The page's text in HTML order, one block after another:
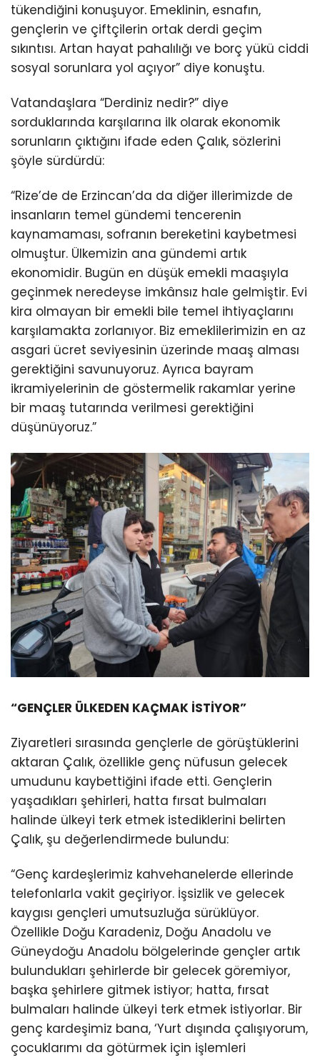
tükendiğini konuşuyor. Emeklinin, esnafın,
gençlerin ve çiftçilerin ortak derdi geçim
sıkıntısı. Artan hayat pahalılığı ve borç yükü ciddi
sosyal sorunlara yol açıyor” diye konuştu.
Vatandaşlara “Derdiniz nedir?” diye
sorduklarında karşılarına ilk olarak ekonomik
sorunların çıktığını ifade eden Çalık, sözlerini
şöyle sürdürdü:
“Rize’de de Erzincan’da da diğer illerimizde de
insanların temel gündemi tencerenin
kaynamaması, sofranın bereketini kaybetmesi
olmuştur. Ülkemizin ana gündemi artık
ekonomidir. Bugün en düşük emekli maaşıyla
geçinmek neredeyse imkânsız hale gelmiştir. Evi
kira olmayan bir emekli bile temel ihtiyaçlarını
karşılamakta zorlanıyor. Biz emeklilerimizin en az
asgari ücret seviyesinin üzerinde maaş alması
gerektiğini savunuyoruz. Ayrıca bayram
ikramiyelerinin de göstermelik rakamlar yerine
bir maaş tutarında verilmesi gerektiğini
düşünüyoruz.”
“GENÇLER ÜLKEDEN KAÇMAK İSTİYOR”
Ziyaretleri sırasında gençlerle de görüştüklerini
aktaran Çalık, özellikle genç nüfusun gelecek
umudunu kaybettiğini ifade etti. Gençlerin
yaşadıkları şehirleri, hatta fırsat bulmaları
halinde ülkeyi terk etmek istediklerini belirten
Çalık, şu değerlendirmede bulundu:
“Genç kardeşlerimiz kahvehanelerde ellerinde
telefonlarla vakit geçiriyor. İşsizlik ve gelecek
kaygısı gençleri umutsuzluğa sürüklüyor.
Özellikle Doğu Karadeniz, Doğu Anadolu ve
Güneydoğu Anadolu bölgelerinde gençler artık
bulundukları şehirlerde bir gelecek göremiyor,
başka şehirlere gitmek istiyor; hatta, fırsat
bulmaları halinde ülkeyi terk etmek istiyorlar. Bir
genç kardeşimiz bana, ‘Yurt dışında çalışıyorum,
çocuklarımı da götürmek için işlemleri